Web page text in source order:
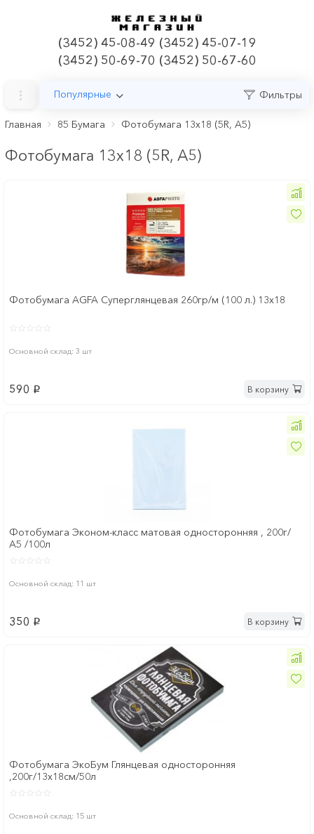
(3452) 45-08-49 (3452) 45-07-19
(3452) 50-69-70 (3452) 50-67-60
Популярные Фильтры
Главная 85 Бумага Фотобумага 13x18 (5R, A5)
Фотобумага 13x18 (5R, A5)
Фотобумага AGFA Суперглянцевая 260гр/м (100 л.) 13х18
Основной склад: 3 шт
590 p В корзину
Фотобумага Эконом-класс матовая односторонняя , 200г/
А5 /100л
Основной склад: 11 шт
350 p В корзину
Фотобумага ЭкоБум Глянцевая односторонняя
,200г/13х18см/50л
Основной склад: 15 шт